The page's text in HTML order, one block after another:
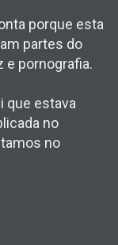
porque esta
partes do
e pornografia.
que estava
no
no